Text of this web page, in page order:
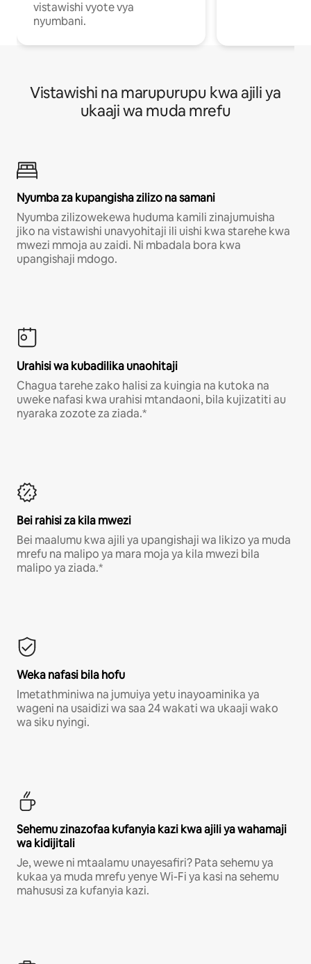
vistawishi vyote vya
nyumbani.
Vistawishi na marupurupu kwa ajili ya
ukaaji wa muda mrefu
Nyumba za kupangisha zilizo na samani
Nyumba zilizowekewa huduma kamili zinajumuisha
jiko na vistawishi unavyohitaji ili uishi kwa starehe kwa
mwezi mmoja au zaidi. Ni mbadala bora kwa
upangishaji mdogo.
Urahisi wa kubadilika unaohitaji
Chagua tarehe zako halisi za kuingia na kutoka na
uweke nafasi kwa urahisi mtandaoni, bila kujizatiti au
nyaraka zozote za ziada.*
Bei rahisi za kila mwezi
Bei maalumu kwa ajili ya upangishaji wa likizo ya muda
mrefu na malipo ya mara moja ya kila mwezi bila
malipo ya ziada.*
Weka nafasi bila hofu
Imetathminiwa na jumuiya yetu inayoaminika ya
wageni na usaidizi wa saa 24 wakati wa ukaaji wako
wa siku nyingi.
Sehemu zinazofaa kufanyia kazi kwa ajili ya wahamaji
wa kidijitali
Je, wewe ni mtaalamu unayesafiri? Pata sehemu ya
kukaa ya muda mrefu yenye Wi-Fi ya kasi na sehemu
mahususi za kufanyia kazi.